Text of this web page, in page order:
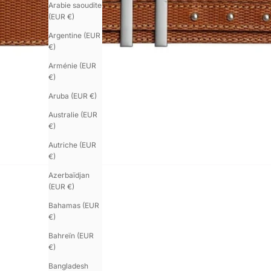
Arabie saoudite
(EUR €)
Argentine (EUR
€)
Arménie (EUR
€)
Aruba (EUR €)
Australie (EUR
€)
Autriche (EUR
€)
Azerbaïdjan
(EUR €)
Bahamas (EUR
€)
Bahreïn (EUR
€)
Bangladesh